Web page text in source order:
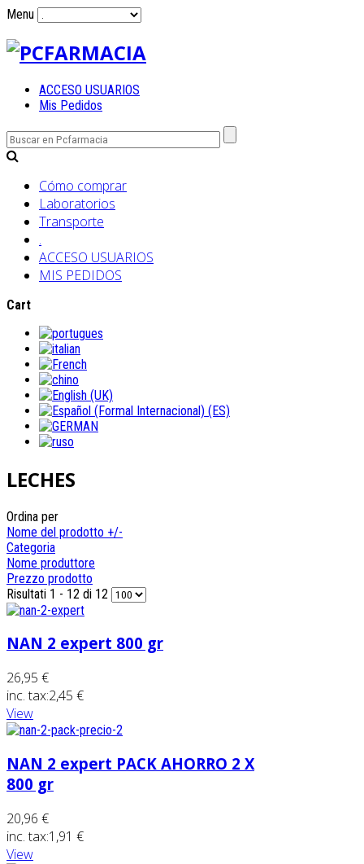
Menu
ACCESO USUARIOS
Mis Pedidos
Cómo comprar
Laboratorios
Transporte
.
ACCESO USUARIOS
MIS PEDIDOS
Cart
LECHES
Ordina per
Nome del prodotto +/-
Categoria
Nome produttore
Prezzo prodotto
Risultati 1 - 12 di 12
NAN 2 expert 800 gr
26,95 €
inc. tax:2,45 €
View
NAN 2 expert PACK AHORRO 2 X
800 gr
20,96 €
inc. tax:1,91 €
View